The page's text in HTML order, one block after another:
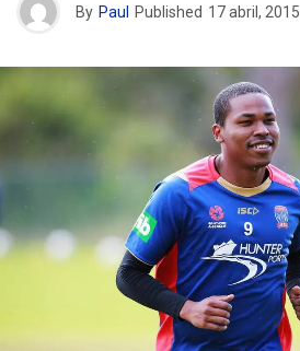
By Paul Published 17 abril, 2015